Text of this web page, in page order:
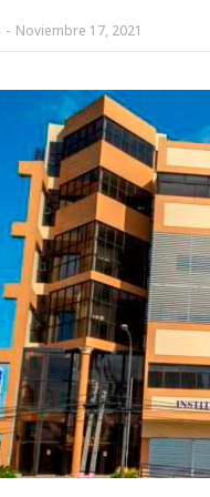
- Noviembre 17, 2021